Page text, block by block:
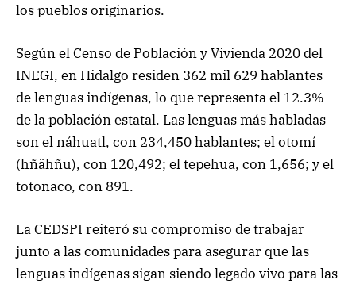
los pueblos originarios.
Según el Censo de Población y Vivienda 2020 del
INEGI, en Hidalgo residen 362 mil 629 hablantes
de lenguas indígenas, lo que representa el 12.3%
de la población estatal. Las lenguas más habladas
son el náhuatl, con 234,450 hablantes; el otomí
(hñähñu), con 120,492; el tepehua, con 1,656; y el
totonaco, con 891.
La CEDSPI reiteró su compromiso de trabajar
junto a las comunidades para asegurar que las
lenguas indígenas sigan siendo legado vivo para las